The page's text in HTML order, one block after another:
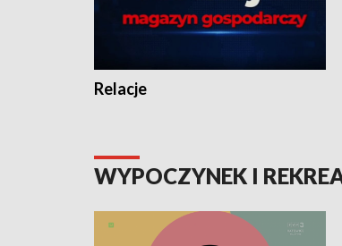
Relacje
WYPOCZYNEK I